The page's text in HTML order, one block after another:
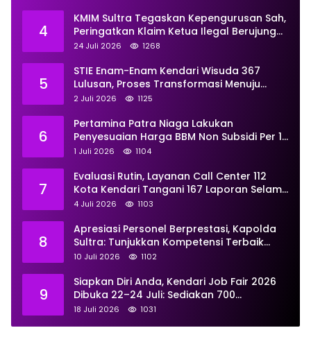
4
KMIM Sultra Tegaskan Kepengurusan Sah,
Peringatkan Klaim Ketua Ilegal Berujung
Proses Hukum
24 Juli 2026 1268
5
STIE Enam-Enam Kendari Wisuda 367
Lulusan, Proses Transformasi Menuju
Universitas Resmi Diterima
2 Juli 2026 1125
6
Pertamina Patra Niaga Lakukan
Penyesuaian Harga BBM Non Subsidi Per 1
Juli 2026, Berikut Rinciannya
1 Juli 2026 1104
7
Evaluasi Rutin, Layanan Call Center 112
Kota Kendari Tangani 167 Laporan Selama
Juni
4 Juli 2026 1103
8
Apresiasi Personel Berprestasi, Kapolda
Sultra: Tunjukkan Kompetensi Terbaik
untuk Masyarakat
10 Juli 2026 1102
9
Siapkan Diri Anda, Kendari Job Fair 2026
Dibuka 22–24 Juli: Sediakan 700
Lowongan dari 30 Perusahaan
18 Juli 2026 1031